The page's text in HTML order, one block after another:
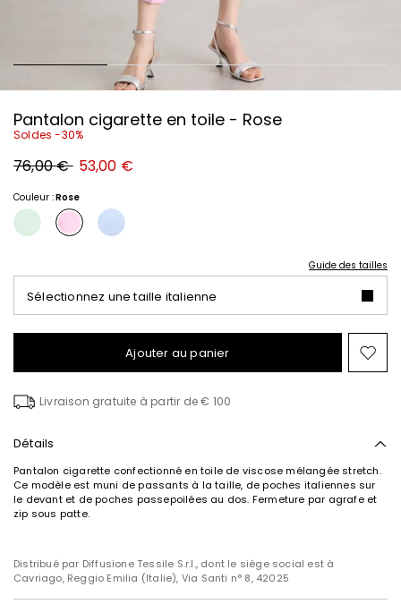
Pantalon cigarette en toile - Rose
Soldes -30%
Prix
original
€
76,00 € Nouveau
prix
€
53,00 €
Couleur :Rose
Guide des tailles
Sélectionnez une taille italienne
Ajouter au panier
Livraison gratuite à partir de € 100
Détails
Pantalon cigarette confectionné en toile de viscose mélangée stretch.
Ce modèle est muni de passants à la taille, de poches italiennes sur
le devant et de poches passepoilées au dos. Fermeture par agrafe et
zip sous patte.
Distribué par Diffusione Tessile S.r.l., dont le siège social est à
Cavriago, Reggio Emilia (Italie), Via Santi n° 8, 42025